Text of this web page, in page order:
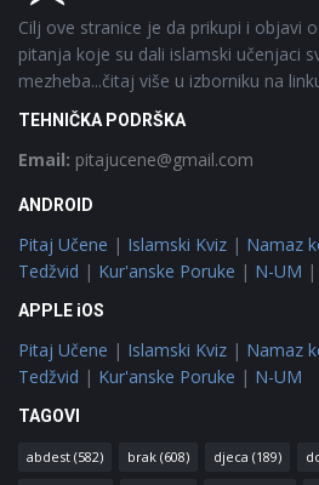
Cilj ove stranice je da prikupi i objavi
pitanja koje su dali islamski učenjaci
mezheba...čitaj više u izborniku na
TEHNIČKA PODRŠKA
Email: pitajucene@gmail.com
ANDROID
Pitaj Učene | Islamski Kviz | Namaz
Tedžvid | Kur'anske Poruke | N-UM |
APPLE iOS
Pitaj Učene | Islamski Kviz | Namaz
Tedžvid | Kur'anske Poruke | N-UM
TAGOVI
abdest (582) brak (608) djeca (189)